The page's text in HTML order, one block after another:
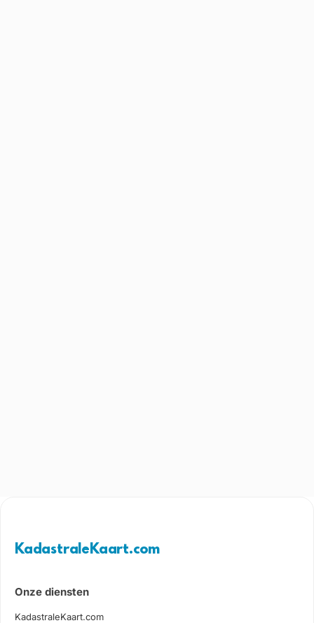
KadastraleKaart.com
Onze diensten
KadastraleKaart.com